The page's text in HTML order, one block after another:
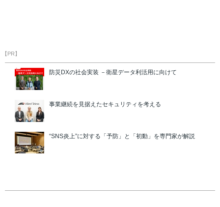
【PR】
防災DXの社会実装 －衛星データ利活用に向けて
事業継続を見据えたセキュリティを考える
“SNS炎上”に対する「予防」と「初動」を専門家が解説